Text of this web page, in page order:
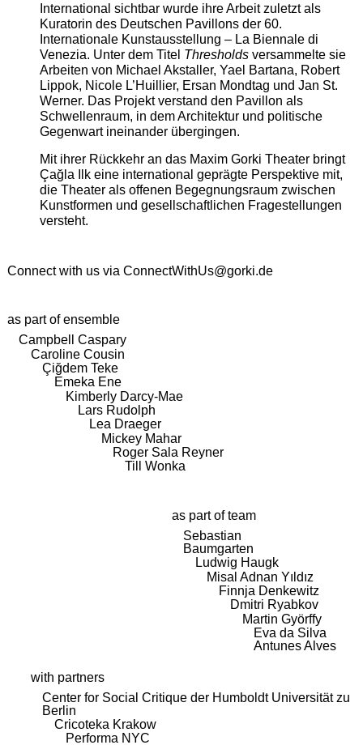
International sichtbar wurde ihre Arbeit zuletzt als
Kuratorin des Deutschen Pavillons der 60.
Internationale Kunstausstellung – La Biennale di
Venezia. Unter dem Titel Thresholdsversammelte sie
Arbeiten von Michael Akstaller, Yael Bartana, Robert
Lippok, Nicole L’Huillier, Ersan Mondtag und Jan St.
Werner. Das Projekt verstand den Pavillon als
Schwellenraum, in dem Architektur und politische
Gegenwart ineinander übergingen.
Mit ihrer Rückkehr an das Maxim Gorki Theater bringt
Çağla Ilk eine international geprägte Perspektive mit,
die Theater als offenen Begegnungsraum zwischen
Kunstformen und gesellschaftlichen Fragestellungen
versteht.
Connect with us via ConnectWithUs@gorki.de
as part of ensemble
Campbell Caspary
Caroline Cousin
Çiğdem Teke
Emeka Ene
Kimberly Darcy-Mae
Lars Rudolph
Lea Draeger
Mickey Mahar
Roger Sala Reyner
Till Wonka
as part of team
Sebastian
Baumgarten
Ludwig Haugk
Misal Adnan Yıldız
Finnja Denkewitz
Dmitri Ryabkov
Martin Györffy
Eva da Silva
Antunes Alves
with partners
Center for Social Critique der Humboldt Universität zu
Berlin
Cricoteka Krakow
Performa NYC